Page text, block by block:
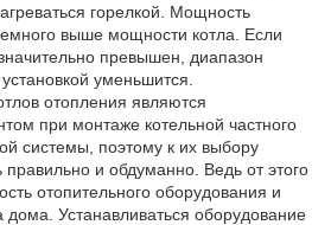
горелкой. Мощность
выше мощности котла. Если
превышен, диапазон
уменьшится.
отопления являются
при монтаже котельной частного
системы, поэтому к их выбору
и обдуманно. Ведь от этого
отопительного оборудования и
дома. Устанавливаться оборудование